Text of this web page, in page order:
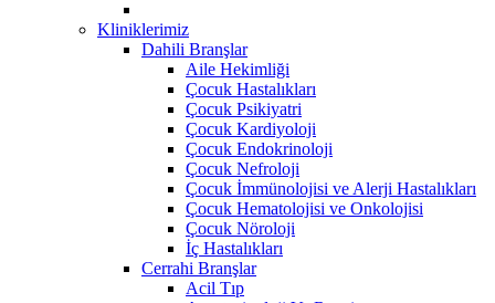
Kliniklerimiz
Dahili Branşlar
Aile Hekimliği
Çocuk Hastalıkları
Çocuk Psikiyatri
Çocuk Kardiyoloji
Çocuk Endokrinoloji
Çocuk Nefroloji
Çocuk İmmünolojisi ve Alerji Hastalıkları
Çocuk Hematolojisi ve Onkolojisi
Çocuk Nöroloji
İç Hastalıkları
Cerrahi Branşlar
Acil Tıp